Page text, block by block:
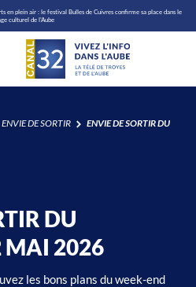
en plein air : le festival Bulles de Cuivres confirme sa place dans le
culturel de l'Aube
ENVIE DE SORTIR
ENVIE DE SORTIR DU
DU
MAI 2026
les bons plans du week-end